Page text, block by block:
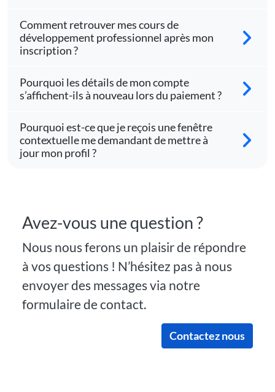
Comment retrouver mes cours de
développement professionnel après mon
inscription ?
Pourquoi les détails de mon compte
s’affichent-ils à nouveau lors du paiement ?
Pourquoi est-ce que je reçois une fenêtre
contextuelle me demandant de mettre à
jour mon profil ?
Avez-vous une question ?
Nous nous ferons un plaisir de répondre
à vos questions ! N’hésitez pas à nous
envoyer des messages via notre
formulaire de contact.
Contactez nous